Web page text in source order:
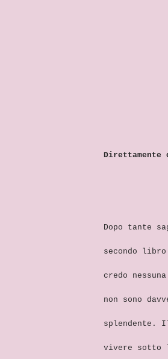
Dopo tante
secondo
credo
non sono
splendente.
vivere sotto